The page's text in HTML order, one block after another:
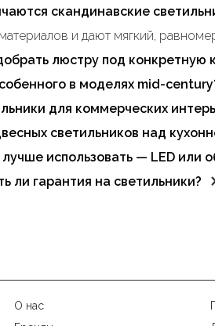
скандинавские
и дают мягкий,
люстру под конкретную
прихожей и других зон.
в моделях mid-
Такие люстры функциональны
для коммерческих
в рестораны, буфеты, лобби
светильников над
создать выразительную
использовать — LED или
не нагреваются и служат
ли гарантия на светильники?
О нас